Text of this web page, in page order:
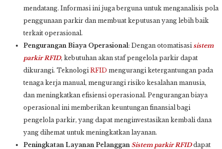
mendatang. Informasi ini juga berguna untuk menganalisis pola
penggunaan parkir dan membuat keputusan yang lebih baik
terkait operasional.
Pengurangan Biaya Operasional: Dengan otomatisasi sistem
parkir RFID, kebutuhan akan staf pengelola parkir dapat
dikurangi. Teknologi RFID mengurangi ketergantungan pada
tenaga kerja manual, mengurangi risiko kesalahan manusia,
dan meningkatkan efisiensi operasional. Pengurangan biaya
operasional ini memberikan keuntungan finansial bagi
pengelola parkir, yang dapat menginvestasikan kembali dana
yang dihemat untuk meningkatkan layanan.
Peningkatan Layanan Pelanggan Sistem parkir RFID dapat